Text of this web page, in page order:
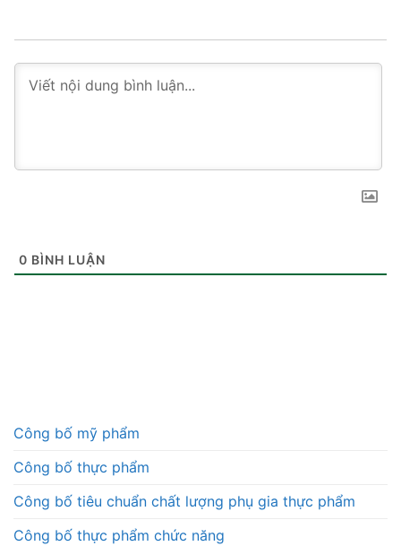
0 BÌNH LUẬN
Công bố mỹ phẩm
Công bố thực phẩm
Công bố tiêu chuẩn chất lượng phụ gia thực phẩm
Công bố thực phẩm chức năng